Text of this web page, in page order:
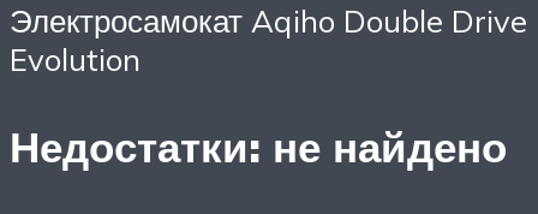
Электросамокат Aqiho Double Drive
Evolution
Недостатки: не найдено